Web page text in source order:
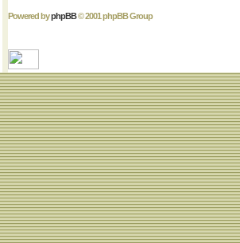
Powered byphpBB© 2001 phpBB Group